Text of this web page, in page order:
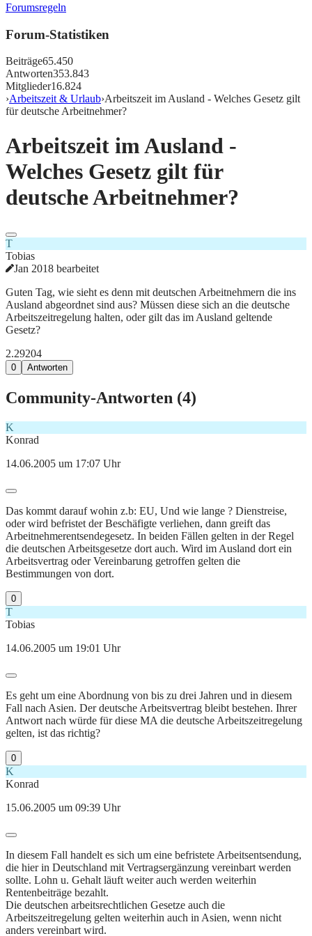
Forumsregeln
Forum-Statistiken
Beiträge65.450
Antworten353.843
Mitglieder16.824
›Arbeitszeit & Urlaub›Arbeitszeit im Ausland - Welches Gesetz gilt
für deutsche Arbeitnehmer?
Arbeitszeit im Ausland -
Welches Gesetz gilt für
deutsche Arbeitnehmer?
T
Tobias
Jan 2018 bearbeitet
Guten Tag, wie sieht es denn mit deutschen Arbeitnehmern die ins
Ausland abgeordnet sind aus? Müssen diese sich an die deutsche
Arbeitszeitregelung halten, oder gilt das im Ausland geltende
Gesetz?
2.29204
0 Antworten
Community-Antworten (4)
K
Konrad
14.06.2005 um 17:07 Uhr
Das kommt darauf wohin z.b: EU, Und wie lange ? Dienstreise,
oder wird befristet der Beschäfigte verliehen, dann greift das
Arbeitnehmerentsendegesetz. In beiden Fällen gelten in der Regel
die deutschen Arbeitsgesetze dort auch. Wird im Ausland dort ein
Arbeitsvertrag oder Vereinbarung getroffen gelten die
Bestimmungen von dort.
0
T
Tobias
14.06.2005 um 19:01 Uhr
Es geht um eine Abordnung von bis zu drei Jahren und in diesem
Fall nach Asien. Der deutsche Arbeitsvertrag bleibt bestehen. Ihrer
Antwort nach würde für diese MA die deutsche Arbeitszeitregelung
gelten, ist das richtig?
0
K
Konrad
15.06.2005 um 09:39 Uhr
In diesem Fall handelt es sich um eine befristete Arbeitsentsendung,
die hier in Deutschland mit Vertragsergänzung vereinbart werden
sollte. Lohn u. Gehalt läuft weiter auch werden weiterhin
Rentenbeiträge bezahlt.
Die deutschen arbeitsrechtlichen Gesetze auch die
Arbeitszeitregelung gelten weiterhin auch in Asien, wenn nicht
anders vereinbart wird.